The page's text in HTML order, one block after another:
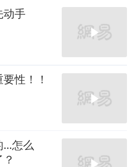
动手
性！！
…怎么